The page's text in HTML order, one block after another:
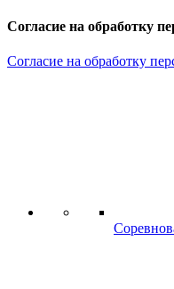
Согласие на обработку
Согласие на обработку